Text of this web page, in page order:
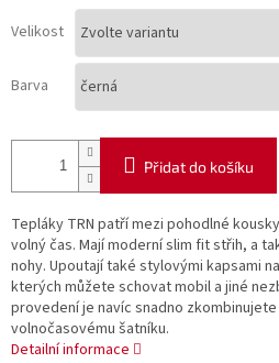
Velikost
Barva
Přidat do košíku
Tepláky TRN patří mezi pohodlné
volný čas. Mají moderní slim fit střih, a
nohy. Upoutají také stylovými kapsami
kterých můžete schovat mobil a jiné
provedení je navíc snadno
volnočasovému šatníku.
Detailní informace